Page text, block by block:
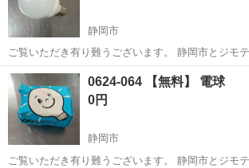
静岡市
ご覧いただき有り難うございます。 静岡市とジモティーが連携して運
営しています。 粗⼤ごみ等の減量を⽬的に、まだ
スしています。 ★★★★★ ご自宅にある不要品を是非ジモティースポ
ットへお持...
静岡 静岡市 リユース
0624-064 【無料】 電球
0円
静岡市
ご覧いただき有り難うございます。 静岡市とジモティーが連携して運